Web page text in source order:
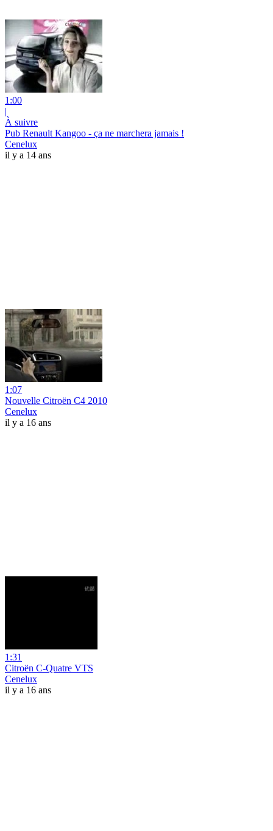
1:00
|
À suivre
Pub Renault Kangoo - ça ne marchera jamais !
Cenelux
il y a 14 ans
1:07
Nouvelle Citroën C4 2010
Cenelux
il y a 16 ans
1:31
Citroën C-Quatre VTS
Cenelux
il y a 16 ans